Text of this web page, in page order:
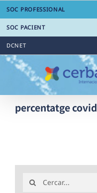
Skip
content
SOC PROFESSIONAL
SOC PACIENT
DCNET
percentatge covid
for: